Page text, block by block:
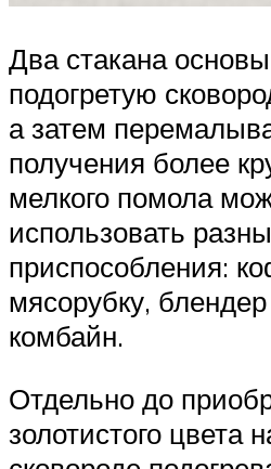
Два стакана
подогретую
а затем
получения более
мелкого помола
использовать
приспособления:
мясорубку,
комбайн.
Отдельно до
золотистого цвета